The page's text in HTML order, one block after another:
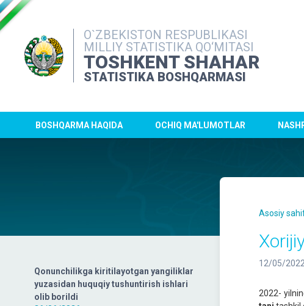
O`ZBEKISTON RESPUBLIKASI
MILLIY STATISTIKA QO‘MITASI
TOSHKENT SHAHAR
STATISTIKA BOSHQARMASI
BOSHQARMA HAQIDA OCHIQ MA'LUMOTLAR
Qonunchilikga kiritilayotgan yangiliklar
yuzasidan huquqiy tushuntirish ishlari
olib borildi
Asosiy
12/05/2022
2022-